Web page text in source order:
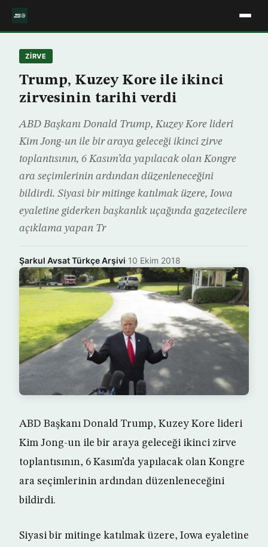
ZIRVE
Trump, Kuzey Kore ile ikinci
zirvesinin tarihi verdi
ABD Başkanı Donald Trump, Kuzey Kore lideri
Kim Jong-un ile bir araya geleceği ikinci zirve
toplantısının, 6 Kasım’da yapılacak olan Kongre
ara seçimlerinin ardından düzenleneceğini
bildirdi. Siyasi bir mitinge katılmak üzere, Iowa
eyaletine giderken başkanlık uçağında gazetecilere
açıklama yapan Tr
Şarkul Avsat Türkçe Arşivi·10 Ekim 2018
ABD Başkanı Donald Trump, Kuzey Kore lideri
Kim Jong-un ile bir araya geleceği ikinci zirve
toplantısının, 6 Kasım’da yapılacak olan Kongre
ara seçimlerinin ardından düzenleneceğini
bildirdi.
Siyasi bir mitinge katılmak üzere, Iowa eyaletine